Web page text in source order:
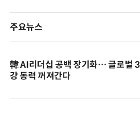
주요뉴스
韓 AI리더십 공백 장기화… 글로벌 3
강 동력 꺼져간다